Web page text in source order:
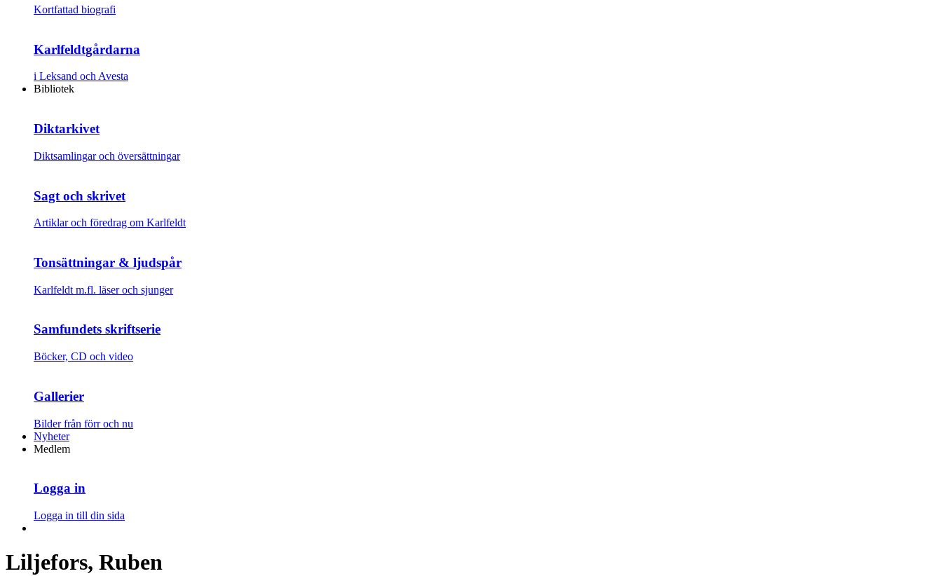
Kortfattad biografi
Karlfeldtgårdarna
i Leksand och Avesta
Bibliotek
Diktarkivet
Diktsamlingar och översättningar
Sagt och skrivet
Artiklar och föredrag om Karlfeldt
Tonsättningar & ljudspår
Karlfeldt m.fl. läser och sjunger
Samfundets skriftserie
Böcker, CD och video
Gallerier
Bilder från förr och nu
Nyheter
Medlem
Logga in
Logga in till din sida
Liljefors, Ruben